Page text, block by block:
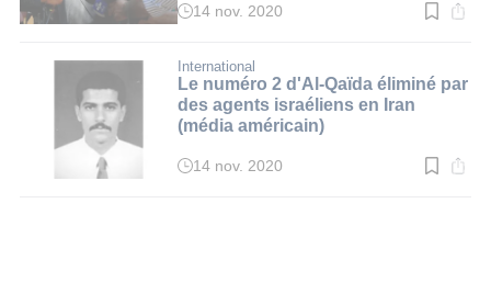
Temps
:
2
min.
14 nov. 2020
International
Le numéro 2 d'Al-Qaïda éliminé par
des agents israéliens en Iran
(média américain)
Temps
14 nov. 2020